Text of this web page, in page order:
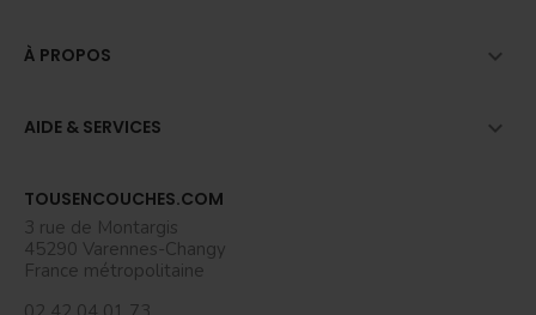
À PROPOS 
AIDE & SERVICES 
TOUSENCOUCHES.COM
3 rue de Montargis
45290 Varennes-Changy
France métropolitaine